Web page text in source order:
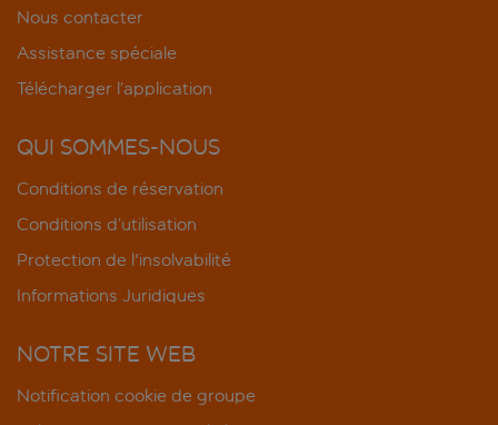
Nous contacter
Assistance spéciale
Télécharger l’application
QUI SOMMES-NOUS
Conditions de réservation
Conditions d’utilisation
Protection de l'insolvabilité
Informations Juridiques
NOTRE SITE WEB
Notification cookie de groupe